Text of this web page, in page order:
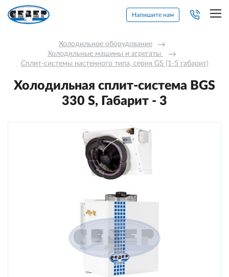
Напишите нам
Холодильное оборудование →
Холодильные машины и агрегаты →
Сплит-системы настенного типа, серия GS (1-5 габарит)
Холодильная сплит-система BGS
330 S, Габарит - 3